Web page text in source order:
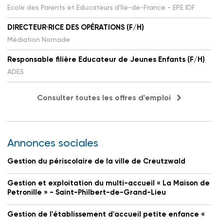
Ecole des Parents et Educateurs d'Ile-de-France - EPE IDF
DIRECTEUR·RICE DES OPÉRATIONS (F/H)
Médiation Nomade
Responsable filière Educateur de Jeunes Enfants (F/H)
ADES
Consulter toutes les offres d'emploi
Annonces sociales
Gestion du périscolaire de la ville de Creutzwald
Gestion et exploitation du multi-accueil « La Maison de
Petronille » - Saint-Philbert-de-Grand-Lieu
Gestion de l'établissement d'accueil petite enfance «